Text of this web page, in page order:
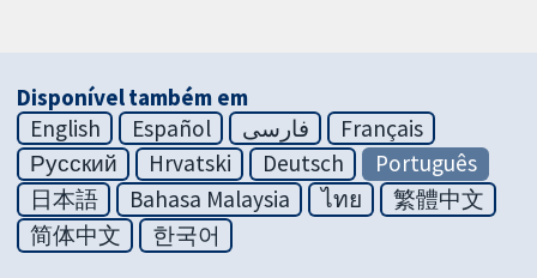
Disponível também em
English
Español فارسی
Français
Русский
Hrvatski Deutsch
Português
日本語
Bahasa Malaysia ไทย
繁體中文
简体中文
한국어